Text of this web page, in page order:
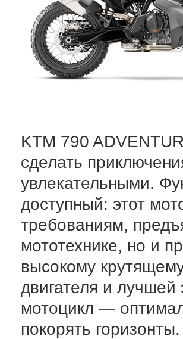
KTM 790
сделать
увлекательными.
доступный: этот
требованиям,
мототехнике, но и
высокому
двигателя и лучшей
мотоцикл —
покорять горизонты.